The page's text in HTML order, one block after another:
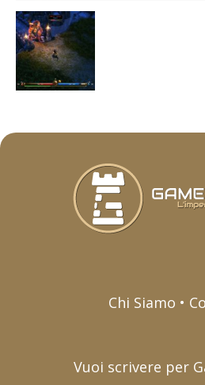
Chi Siamo •
Vuoi scrivere per